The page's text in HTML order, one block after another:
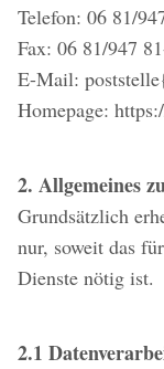
Telefon: 06 81/
Fax: 06 81/947
E-Mail:
Homepage:
2. Allgemeines
Grundsätzlich
nur, soweit das
Dienste nötig ist.
2.1